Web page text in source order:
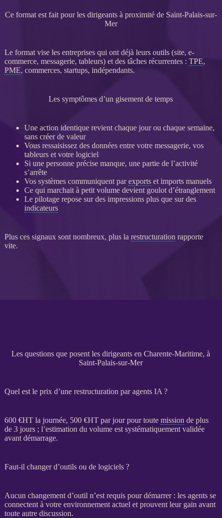
Ce format est fait pour les dirigeants à proximité de Saint-Palais-sur-
Mer
Le format vise les entreprises qui ont déjà leurs outils (site, e-
commerce, messagerie, tableurs) et des tâches récurrentes : TPE,
PME, commerces, startups, indépendants.
Les symptômes d’un gisement de temps
Une action identique revient chaque jour ou chaque semaine,
sans créer de valeur
Vous ressaisissez des donnéesentre votre messagerie, vos
tableurs et votre logiciel
Si une personne précise manque, une partie de l’activité
s’arrête
Vos systèmes communiquent parexportset imports manuels
Ce qui marchait à petit volume devient goulot d’étranglement
Le pilotagerepose sur des impressions plus que sur des
indicateurs
Plus ces signaux sont nombreux, plus la restructuration rapporte
vite.
Les questions que posent les dirigeants en Charente-Maritime, à
Saint-Palais-sur-Mer
Quel est le prix d’une restructuration par agents IA ?
600 €HTla journée, 500 €HTpar jour pour toute mission de plus
de 3 jours ; l’estimation du volume est systématiquement validée
avant démarrage.
Faut-il changer d’outils ou de logiciels ?
Aucun changement d’outil n’est requis pour démarrer : les agentsse
connectent à votre environnement actuel et prouvent leur gain avant
toute autre discussion.